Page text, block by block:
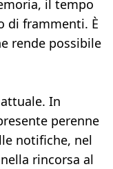
il tempo
di frammenti. È
rende possibile
In
perenne
notifiche, nel
rincorsa al